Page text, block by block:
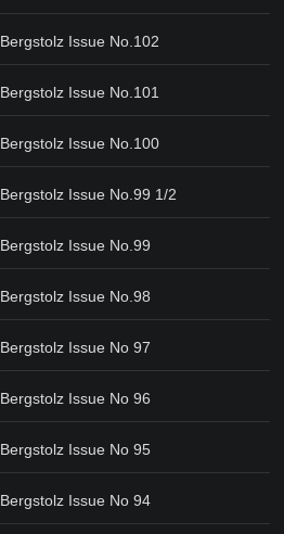
Bergstolz Issue No.102
Bergstolz Issue No.101
Bergstolz Issue No.100
Bergstolz Issue No.99 1/2
Bergstolz Issue No.99
Bergstolz Issue No.98
Bergstolz Issue No 97
Bergstolz Issue No 96
Bergstolz Issue No 95
Bergstolz Issue No 94